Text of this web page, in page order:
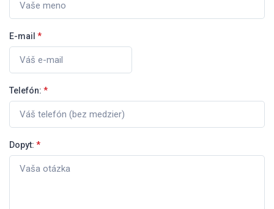
E-mail *
Telefón: *
Dopyt: *